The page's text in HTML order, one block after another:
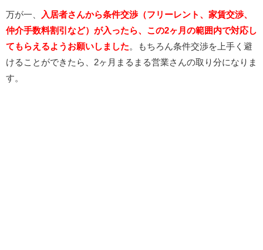
万が一、
入居者さんから条件交渉（フリーレント、家賃交渉、
仲介手数料割引など）が入ったら、この2ヶ月の範囲内で対応し
てもらえるようお願いしました 。もちろん条件交渉を上手く避
けることができたら、2ヶ月まるまる営業さんの取り分になりま
す。